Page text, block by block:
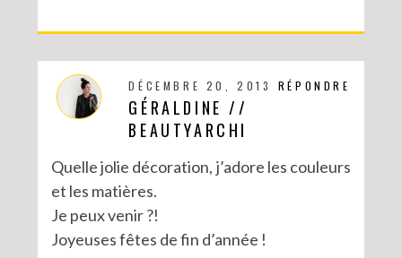
RÉPONDRE
DÉCEMBRE 20, 2013
GÉRALDINE //
BEAUTYARCHI
Quelle jolie décoration, j’adore les couleurs
et les matières.
Je peux venir ?!
Joyeuses fêtes de fin d’année !